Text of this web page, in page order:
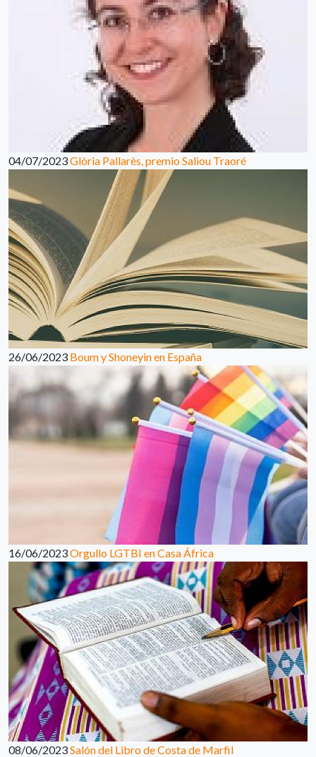
04/07/2023Glòria Pallarès, premio Saliou Traoré
26/06/2023 Boum y Shoneyin en España
16/06/2023Orgullo LGTBI en Casa África
08/06/2023Salón del Libro de Costa de Marfil